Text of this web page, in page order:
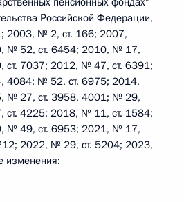
Российской Федерации,
2003, № 2, ст. 166; 2007,
№ 52, ст. 6454; 2010, № 17,
ст. 7037; 2012, № 47, ст. 6391;
4084; № 52, ст. 6975; 2014,
№ 27, ст. 3958, 4001; № 29,
ст. 4225; 2018, № 11, ст. 1584;
№ 49, ст. 6953; 2021, № 17,
2022, № 29, ст. 5204; 2023,
изменения: